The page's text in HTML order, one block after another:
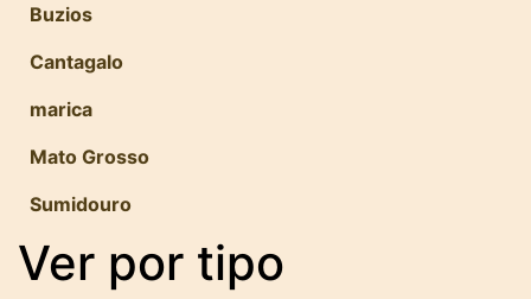
Buzios
Cantagalo
marica
Mato Grosso
Sumidouro
Ver por tipo